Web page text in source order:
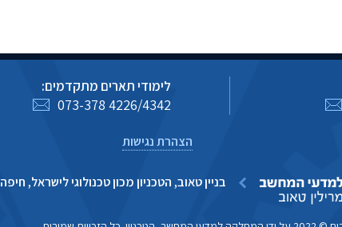
לימודי תארים מתקדמים:
073-378 4226/4342
הצהרת נגישות
בניין טאוב, הטכניון מכון טכנולוגי לישראל, חיפה 3200003